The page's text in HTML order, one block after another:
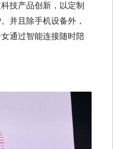
技产品创新，以定制
并且除手机设备外，
通过智能连接随时陪